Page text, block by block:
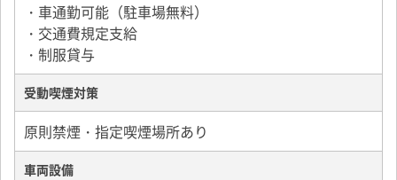
・車通勤可能（駐車場無料）
・交通費規定支給
・制服貸与
受動喫煙対策
原則禁煙・指定喫煙場所あり
車両設備